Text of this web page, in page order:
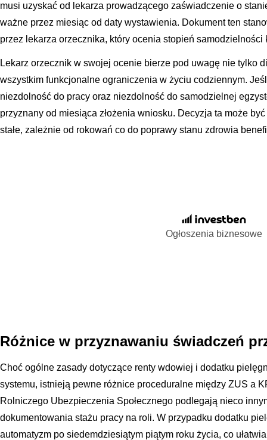
musi uzyskać od lekarza prowadzącego zaświadczenie o
ważne przez miesiąc od daty wystawienia. Dokument ten
przez lekarza orzecznika, który ocenia stopień samodzielności
Lekarz orzecznik w swojej ocenie bierze pod uwagę nie tylko
wszystkim funkcjonalne ograniczenia w życiu codziennym.
niezdolność do pracy oraz niezdolność do samodzielnej
przyznany od miesiąca złożenia wniosku. Decyzja ta może
stałe, zależnie od rokowań co do poprawy stanu zdrowia
Ogłoszenia biznesowe
Różnice w przyznawaniu świadczeń
Choć ogólne zasady dotyczące renty wdowiej i dodatku
systemu, istnieją pewne różnice proceduralne między ZUS a
Rolniczego Ubezpieczenia Społecznego podlegają nieco
dokumentowania stażu pracy na roli. W przypadku dodatku
automatyzm po siedemdziesiątym piątym roku życia, co